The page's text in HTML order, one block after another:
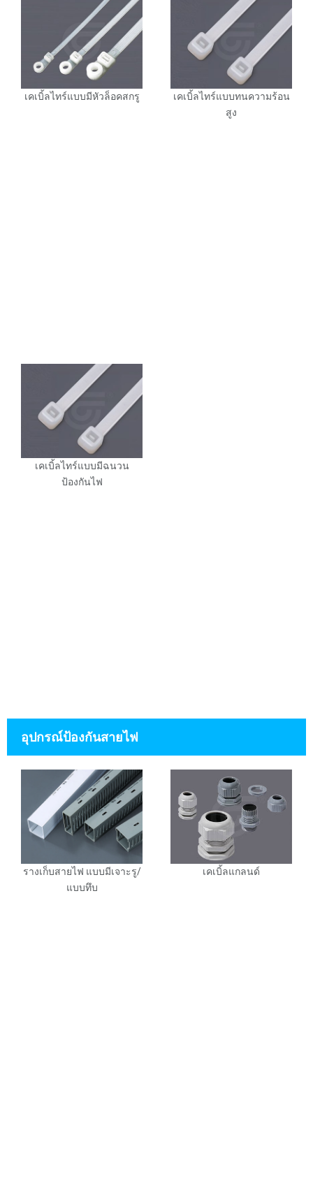
เคเบิ้ลไทร์แบบมีหัวล็อคสกรู
เคเบิ้ลไทร์แบบทนความร้อน
สูง
เคเบิ้ลไทร์แบบมีฉนวน
ป้องกันไฟ
อุปกรณ์ป้องกันสายไฟ
รางเก็บสายไฟ แบบมีเจาะรู/
แบบทึบ
เคเบิ้ลแกลนด์